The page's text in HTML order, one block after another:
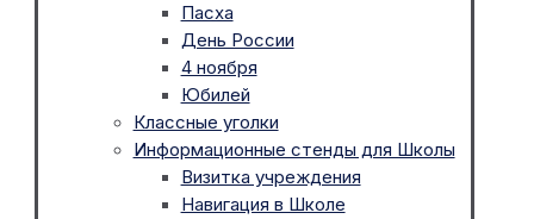
Пасха
День России
4 ноября
Юбилей
Классные уголки
Информационные стенды для Школы
Визитка учреждения
Навигация в Школе